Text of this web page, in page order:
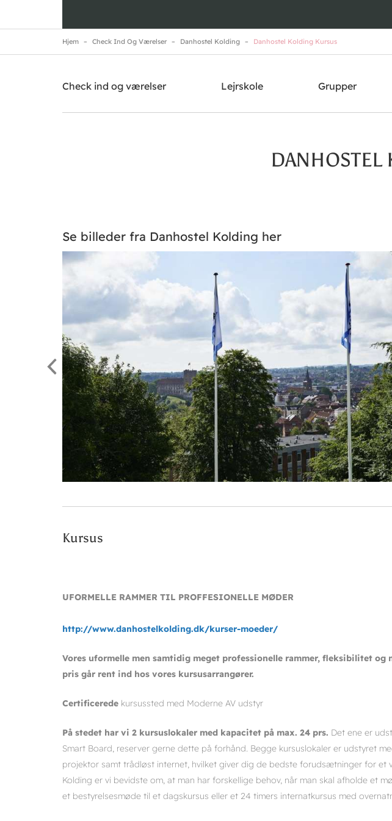
Danhostel Kolding
Hjem Check Ind Og Værelser Danhostel Kolding Danhostel Kolding Kursus
Check ind og værelser Lejrskole Grupper
DANHOSTEL
Se billeder fra Danhostel Kolding her
Kursus
UFORMELLE RAMMER TIL PROFFESIONELLE MØDER
http://www.danhostelkolding.dk/kurser-moeder/
Vores uformelle men samtidig meget professionelle rammer, fleksibilitet
pris går rent ind hos vores kursusarrangører.
Certificerede kursussted med Moderne AV udstyr
På stedet har vi 2 kursuslokaler med kapacitet på max. 24 prs. Det ene er
Smart Board, reserver gerne dette på forhånd. Begge kursuslokaler er udstyret
projektor samt trådløst internet, hvilket giver dig de bedste forudsætninger for et
Kolding er vi bevidste om, at man har forskellige behov, når man skal afholde et
et bestyrelsesmøde til et dagskursus eller et 24 timers internatkursus med